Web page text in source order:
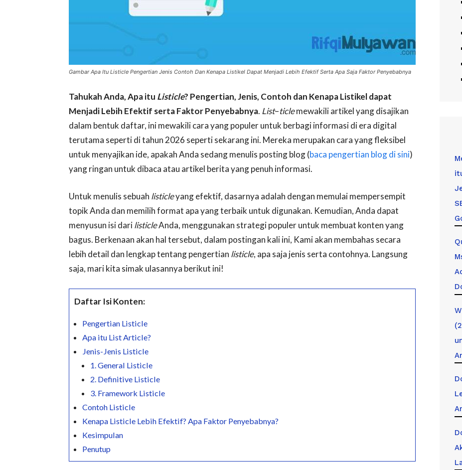
Gambar Apa Itu Listicle Pengertian Jenis Contoh Dan Kenapa Listikel Dapat Menjadi Lebih Efektif Serta Apa Saja Faktor Penyebabnya
Tahukah Anda, Apa itu Listicle? Pengertian, Jenis, Contoh dan Kenapa Listikel dapat
Menjadi Lebih Efektif serta Faktor Penyebabnya. List–ticlemewakili artikel yang disajikan
dalam bentuk daftar, ini mewakili cara yang populer untuk berbagi informasi di era digital
terutama seperti di tahun 2026 seperti sekarang ini. Mereka merupakan cara yang fleksibel
untuk menyajikan ide, apakah Anda sedang menulis posting blog (baca pengertian blog di sini)
yang ringan untuk dibaca atau artikel berita yang penuh informasi.
Untuk menulis sebuah listicleyang efektif, dasarnya adalah dengan memulai mempersempit
topik Anda dan memilih format apa yang terbaik untuk digunakan. Kemudian, Anda dapat
menyusun isi darilisticleAnda, menggunakan strategi populer untuk membuat konten yang
bagus. Berkenaan akan hal tersebut, dalam postingan kali ini, Kami akan membahas secara
lebih detail dan lengkap tentang pengertian listicle, apa saja jenis serta contohnya. Langsung
saja, mari kita simak ulasannya berikut ini!
Daftar Isi Konten:
Pengertian Listicle
Apa itu List Article?
Jenis-Jenis Listicle
1. General Listicle
2. Definitive Listicle
3. Framework Listicle
Contoh Listicle
Kenapa Listicle Lebih Efektif? Apa Faktor Penyebabnya?
Kesimpulan
Penutup